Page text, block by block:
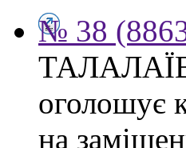
№ 38
оголошує
на